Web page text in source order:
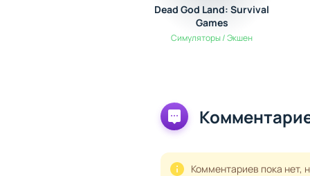
Dead God Land: Survival
Games
Симуляторы / Экшен
Комментариев пока нет,